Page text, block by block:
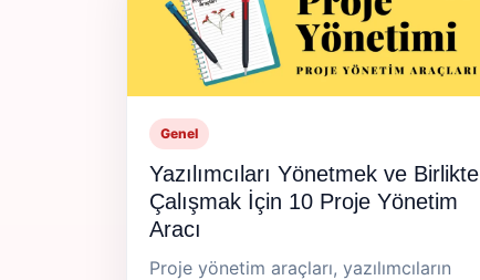
Genel
Yazılımcıları Yönetmek ve Birlikte
Çalışmak İçin 10 Proje Yönetim
Aracı
Proje yönetim araçları, yazılımcıların